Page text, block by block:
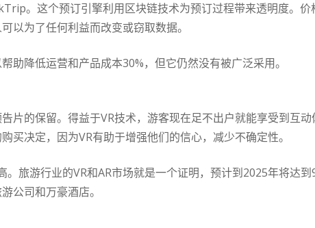
。这个预订引擎利用区块链技术为预订过程带来透明度。
以为了任何利益而改变或窃取数据。
助降低运营和产品成本30%，但它仍然没有被广泛采用。
片的保留。得益于VR技术，游客现在足不出户就能享受到互
买决定，因为VR有助于增强他们的信心，减少不确定性。
。旅游行业的VR和AR市场就是一个证明，预计到2025年将达
公司和万豪酒店。